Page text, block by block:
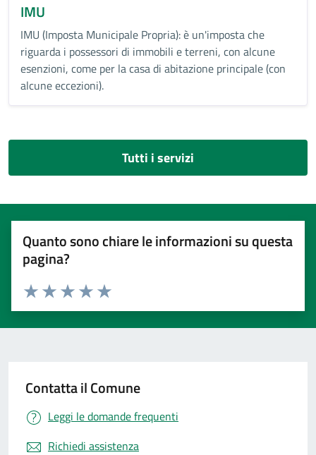
IMU
IMU (Imposta Municipale Propria): è un'imposta che
riguarda i possessori di immobili e terreni, con alcune
esenzioni, come per la casa di abitazione principale (con
alcune eccezioni).
Tutti i servizi
Quanto sono chiare le informazioni su questa
pagina?
Valuta 5 stelle su 5
Valuta 4 stelle su 5
Valuta 3 stelle su 5
Valuta 2 stelle su 5
Valuta 1 stelle su 5
Contatta il Comune
Leggi le domande frequenti
Richiedi assistenza